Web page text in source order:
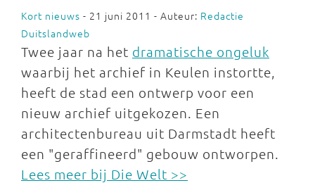
Kort nieuws - 21 juni 2011 - Auteur: Redactie
Duitslandweb
Twee jaar na het dramatische ongeluk
waarbij het archief in Keulen instortte,
heeft de stad een ontwerp voor een
nieuw archief uitgekozen. Een
architectenbureau uit Darmstadt heeft
een "geraffineerd" gebouw ontworpen.
Lees meer bij Die Welt >>